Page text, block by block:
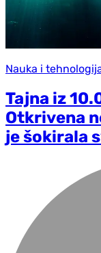
Nauka i
Tajna iz
Otkrivena
je šokirala